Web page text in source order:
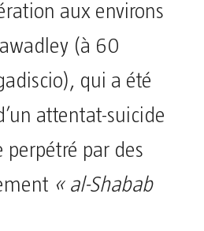
aux environs
(à 60
qui a été
attentat-suicide
perpétré par des
« al-Shabab